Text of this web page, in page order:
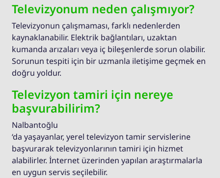
Televizyonum neden çalışmıyor?
Televizyonun çalışmaması, farklı nedenlerden
kaynaklanabilir. Elektrik bağlantıları, uzaktan
kumanda arızaları veya iç bileşenlerde sorun olabilir.
Sorunun tespiti için bir uzmanla iletişime geçmek en
doğru yoldur.
Televizyon tamiri için nereye
başvurabilirim?
Nalbantoğlu
‘da yaşayanlar, yerel televizyon tamir servislerine
başvurarak televizyonlarının tamiri için hizmet
alabilirler. İnternet üzerinden yapılan araştırmalarla
en uygun servis seçilebilir.